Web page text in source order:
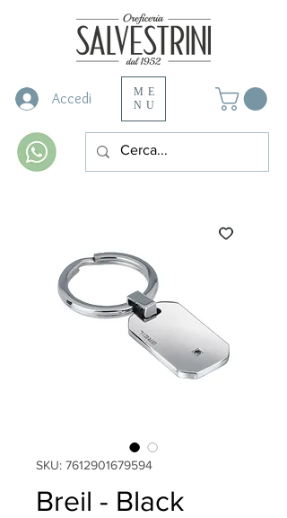
Accedi
ME
NU
SKU: 7612901679594
Breil - Black